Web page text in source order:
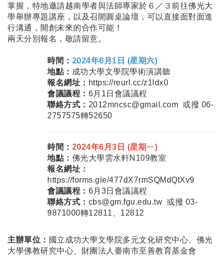
掌握，特地邀請越南學者與法師專家於６／３前往佛光大
學舉辦專題講座，以及召開圓桌論壇，可以直接面對面進
行溝通，開創未來的合作可能！
兩天分別報名，敬請留意。
時間： 2024年6月1日 (星期六)
地點： 成功大學文學院學術演講聽
報名網址： https://reurl.cc/z1ldx0
會議議程： 6月1日會議議程
聯絡方式： 2012mncsc@gmail.com 或撥 06-
2757575轉52650
時間： 2024年6月3日 (星期ㄧ)
地點： 佛光大學雲水軒N109教室
報名網址：
https://forms.gle/477dX7rmSQMdQtXv9
會議議程： 6月3日會議議程
聯絡方式： cbs@gm.fgu.edu.tw 或撥 03-
9871000轉12811、12812
主辦單位： 國立成功大學文學院多元文化研究中心、佛光
大學佛教研究中心、財團法人臺南市至善教育基金會